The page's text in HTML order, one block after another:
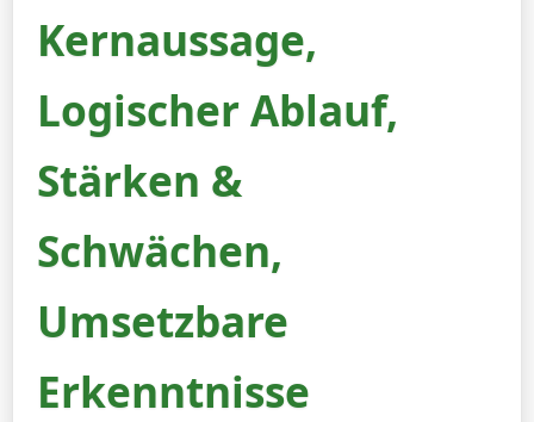
Kernaussage,
Logischer Ablauf,
Stärken &
Schwächen,
Umsetzbare
Erkenntnisse